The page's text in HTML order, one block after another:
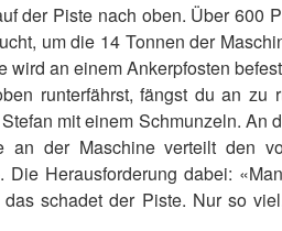
der Piste nach oben. Über 600
um die 14 Tonnen der
an einem Ankerpfosten
runterfährst, fängst du an zu
mit einem Schmunzeln. An
der Maschine verteilt den
Herausforderung dabei:
schadet der Piste. Nur so